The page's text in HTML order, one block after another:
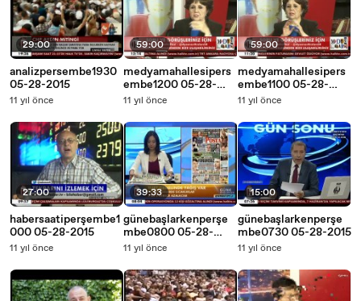
29:00
analizpersembe1930
05-28-2015
11 yıl önce
27:00
habersaatiperşembe1
000 05-28-2015
11 yıl önce
59:00
medyamahallesipers
embe1200 05-28-
2015
11 yıl önce
39:33
günebaşlarkenperşe
mbe0800 05-28-
2015
11 yıl önce
59:00
medyamahallesipers
embe1100 05-28-
2015
11 yıl önce
15:00
günebaşlarkenperşe
mbe0730 05-28-2015
11 yıl önce